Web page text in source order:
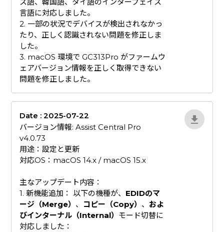
言語に対応しました。
2. 一部の状況でデバイスが検出されなかっ
たり、正しく認識されない問題を修正しま
した。
3. macOS 環境で GC313Pro がファームウ
ェアバージョン情報を正しく取得できない
問題を修正しました。
Date : 2025-07-22
バージョン情報: Assist Central Pro
v4.0.73
用途：設定と更新
対応OS：macOS 14.x / macOS 15.x
​主なアップデート内容：
1. 新機能追加： 以下の機種が、 EDIDのマ
ージ（Merge） 、 コピー（Copy） 、 およ
びインターナル（Internal） モード切替に
対応しました：